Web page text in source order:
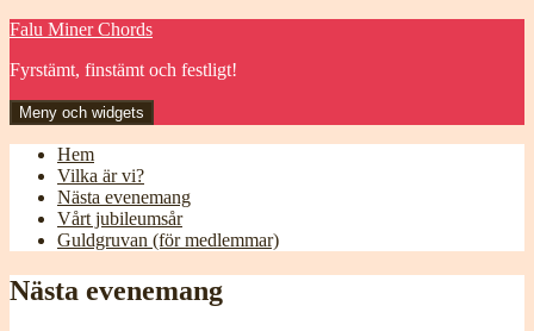
Hoppa
innehåll
Falu Miner Chords
Fyrstämt, finstämt och festligt!
Meny och widgets
Hem
Vilka är vi?
Nästa evenemang
Vårt jubileumsår
Guldgruvan (för medlemmar)
Nästa evenemang